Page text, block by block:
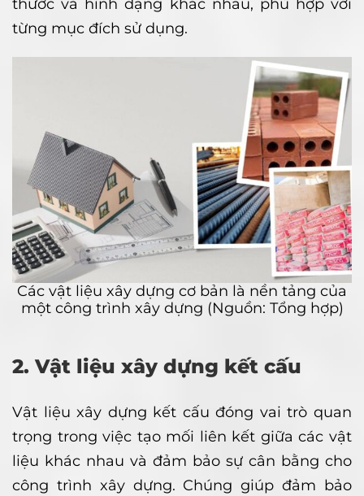
thước và hình dạng khác nhau, phù hợp với
từng mục đích sử dụng.
Các vật liệu xây dựng cơ bản là nền tảng của
một công trình xây dựng (Nguồn: Tổng hợp)
2. Vật liệu xây dựng kết cấu
Vật liệu xây dựng kết cấu đóng vai trò quan
trọng trong việc tạo mối liên kết giữa các vật
liệu khác nhau và đảm bảo sự cân bằng cho
công trình xây dựng. Chúng giúp đảm bảo